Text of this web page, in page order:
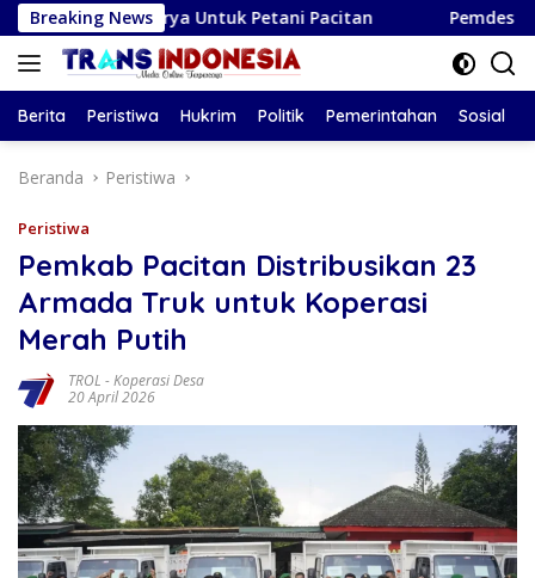
Langsung
ke
konten
Breaking News
Surya Untuk Petani Pacitan Pemdes Kendalbulur
Berita Peristiwa Hukrim Politik Pemerintahan Sosial
Beranda Peristiwa
Peristiwa
Pemkab Pacitan Distribusikan 23
Armada Truk untuk Koperasi
Merah Putih
TROL -Koperasi Desa
20 April 2026